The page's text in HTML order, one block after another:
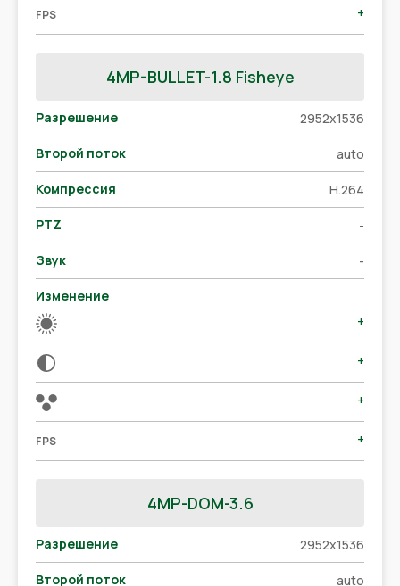
FPS +
4MP-BULLET-1.8 Fisheye
Разрешение 2952х1536
Второй поток auto
Компрессия H.264
PTZ -
Звук -
Изменение
+
+
+
FPS +
4МР-DOM-3.6
Разрешение 2952х1536
Второй поток auto